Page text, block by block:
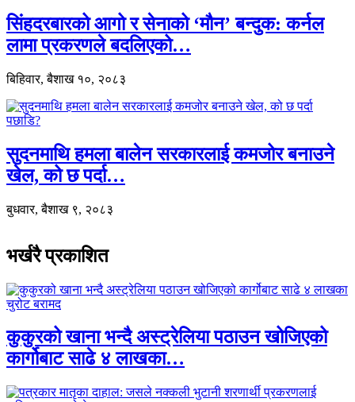
सिंहदरबारको आगो र सेनाको ‘मौन’ बन्दुक: कर्नल
लामा प्रकरणले बदलिएको…
बिहिवार, बैशाख १०, २०८३
सुदनमाथि हमला बालेन सरकारलाई कमजोर बनाउने
खेल, को छ पर्दा…
बुधवार, बैशाख ९, २०८३
भर्खरै प्रकाशित
कुकुरको खाना भन्दै अस्ट्रेलिया पठाउन खोजिएको
कार्गोबाट साढे ४ लाखका…